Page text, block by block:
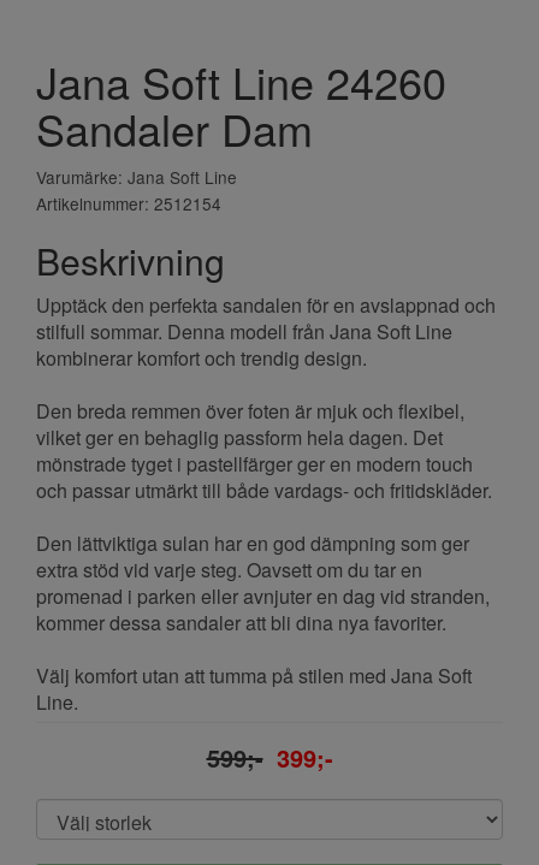
Jana Soft Line 24260
Sandaler Dam
Varumärke: Jana Soft Line
Artikelnummer: 2512154
Beskrivning
Upptäck den perfekta sandalen för en avslappnad och
stilfull sommar. Denna modell från Jana Soft Line
kombinerar komfort och trendig design.
Den breda remmen över foten är mjuk och flexibel,
vilket ger en behaglig passform hela dagen. Det
mönstrade tyget i pastellfärger ger en modern touch
och passar utmärkt till både vardags- och fritidskläder.
Den lättviktiga sulan har en god dämpning som ger
extra stöd vid varje steg. Oavsett om du tar en
promenad i parken eller avnjuter en dag vid stranden,
kommer dessa sandaler att bli dina nya favoriter.
Välj komfort utan att tumma på stilen med Jana Soft
Line.
599;- 399;-